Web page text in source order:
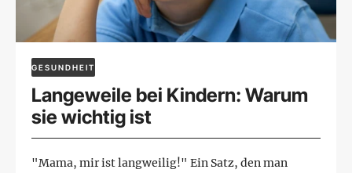
GESUNDHEIT
Langeweile bei Kindern: Warum
sie wichtig ist
"Mama, mir ist langweilig!" Ein Satz, den man